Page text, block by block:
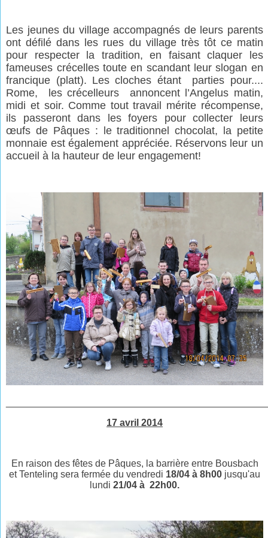
Les jeunes du village accompagnés de leurs parents
ont défilé dans les rues du village très tôt ce matin
pour respecter la tradition, en faisant claquer les
fameuses crécelles toute en scandant leur slogan en
francique (platt). Les cloches étant
parties pour....
Rome,
les crécelleurs
annoncent l’Angelus matin,
midi et soir. Comme tout travail mérite récompense,
ils passeront dans les foyers pour collecter leurs
œufs de Pâques : le traditionnel chocolat, la petite
monnaie est également appréciée. Réservons leur un
accueil à la hauteur de leur engagement!
17 avril 2014
En raison des fêtes de Pâques, la barrière entre Bousbach
et Tenteling sera fermée du vendredi 18/04 à 8h00 jusqu'au
lundi 21/04 à 22h00.